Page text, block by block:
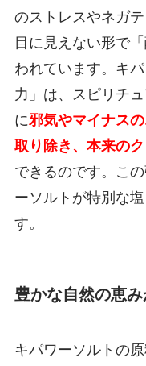
のストレスやネガ
目に見えない形で
われています。キ
力」は、スピリチ
に邪気やマイナス
取り除き、本来の
できるのです。こ
ーソルトが特別な
す。
豊かな自然の恵
キパワーソルトの